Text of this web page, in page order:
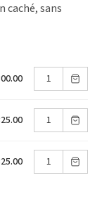
caché, sans